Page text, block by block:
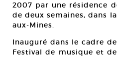
2007 par une résidence
de deux semaines, dans
aux-Mines.
Inauguré dans le cadre
Festival de musique et